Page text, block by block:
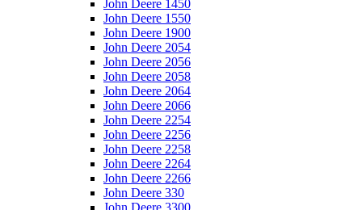
John Deere 1450
John Deere 1550
John Deere 1900
John Deere 2054
John Deere 2056
John Deere 2058
John Deere 2064
John Deere 2066
John Deere 2254
John Deere 2256
John Deere 2258
John Deere 2264
John Deere 2266
John Deere 330
John Deere 3300